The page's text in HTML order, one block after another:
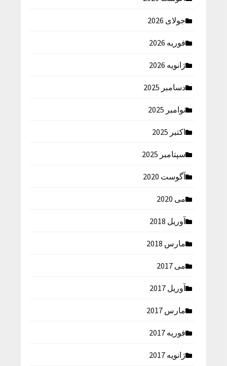
جولای 2026
فوریه 2026
ژانویه 2026
دسامبر 2025
نوامبر 2025
اکتبر 2025
سپتامبر 2025
آگوست 2020
می 2020
آوریل 2018
مارس 2018
می 2017
آوریل 2017
مارس 2017
فوریه 2017
ژانویه 2017